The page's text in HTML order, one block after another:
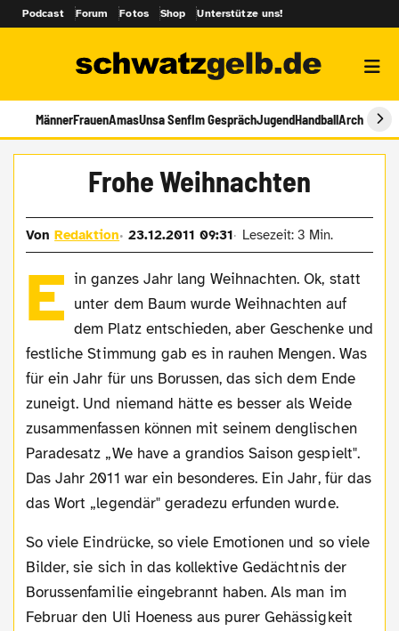
Podcast Forum Fotos Shop Unterstütze uns!
MännerFrauenAmasUnsa SenfIm GesprächJugendHandballArchiv
Frohe Weihnachten
VonRedaktion 23.12.2011 09:31 Lesezeit: 3 Min.
E in ganzes Jahr lang Weihnachten. Ok, statt
unter dem Baum wurde Weihnachten auf
dem Platz entschieden, aber Geschenke und
festliche Stimmung gab es in rauhen Mengen. Was
für ein Jahr für uns Borussen, das sich dem Ende
zuneigt. Und niemand hätte es besser als Weide
zusammenfassen können mit seinem denglischen
Paradesatz „We have a grandios Saison gespielt".
Das Jahr 2011 war ein besonderes. Ein Jahr, für das
das Wort „legendär" geradezu erfunden wurde.
So viele Eindrücke, so viele Emotionen und so viele
Bilder, sie sich in das kollektive Gedächtnis der
Borussenfamilie eingebrannt haben. Als man im
Februar den Uli Hoeness aus purer Gehässigkeit